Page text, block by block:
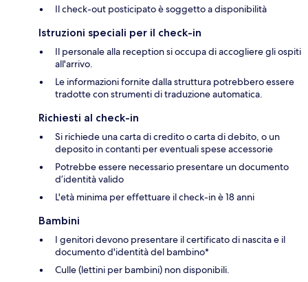
Il check-out posticipato è soggetto a disponibilità
Istruzioni speciali per il check-in
Il personale alla reception si occupa di accogliere gli ospiti
all'arrivo.
Le informazioni fornite dalla struttura potrebbero essere
tradotte con strumenti di traduzione automatica.
Richiesti al check-in
Si richiede una carta di credito o carta di debito, o un
deposito in contanti per eventuali spese accessorie
Potrebbe essere necessario presentare un documento
d’identità valido
L'età minima per effettuare il check-in è 18 anni
Bambini
I genitori devono presentare il certificato di nascita e il
documento d'identità del bambino*
Culle (lettini per bambini) non disponibili.